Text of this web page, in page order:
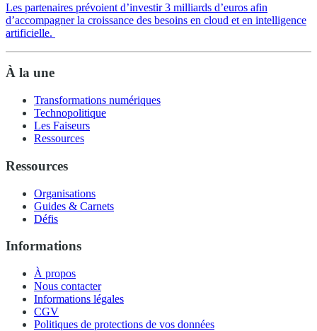
Les partenaires prévoient d’investir 3 milliards d’euros afin
d’accompagner la croissance des besoins en cloud et en intelligence
artificielle.
À la une
Transformations numériques
Technopolitique
Les Faiseurs
Ressources
Ressources
Organisations
Guides & Carnets
Défis
Informations
À propos
Nous contacter
Informations légales
CGV
Politiques de protections de vos données